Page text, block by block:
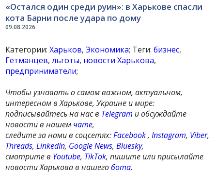
09.08.2026
«Остался один среди руин»: в Харькове спасли
кота Барни после удара по дому
Категории:Харьков,Экономика; Теги:бизнес,
Гетманцев,льготы, новости Харькова,
предприниматели;
Чтобы узнавать о самом важном, актуальном,
интересном в Харькове, Украине и мире:
подписывайтесь на нас в Telegram и обсуждайте
новости в нашем чате,
следите за нами в соцсетях:Facebook,Instagram, Viber,
Threads,LinkedIn, Google News,Bluesky,
смотрите в Youtube, TikTok, пишите или присылайте
новости Харькова в нашегобота.